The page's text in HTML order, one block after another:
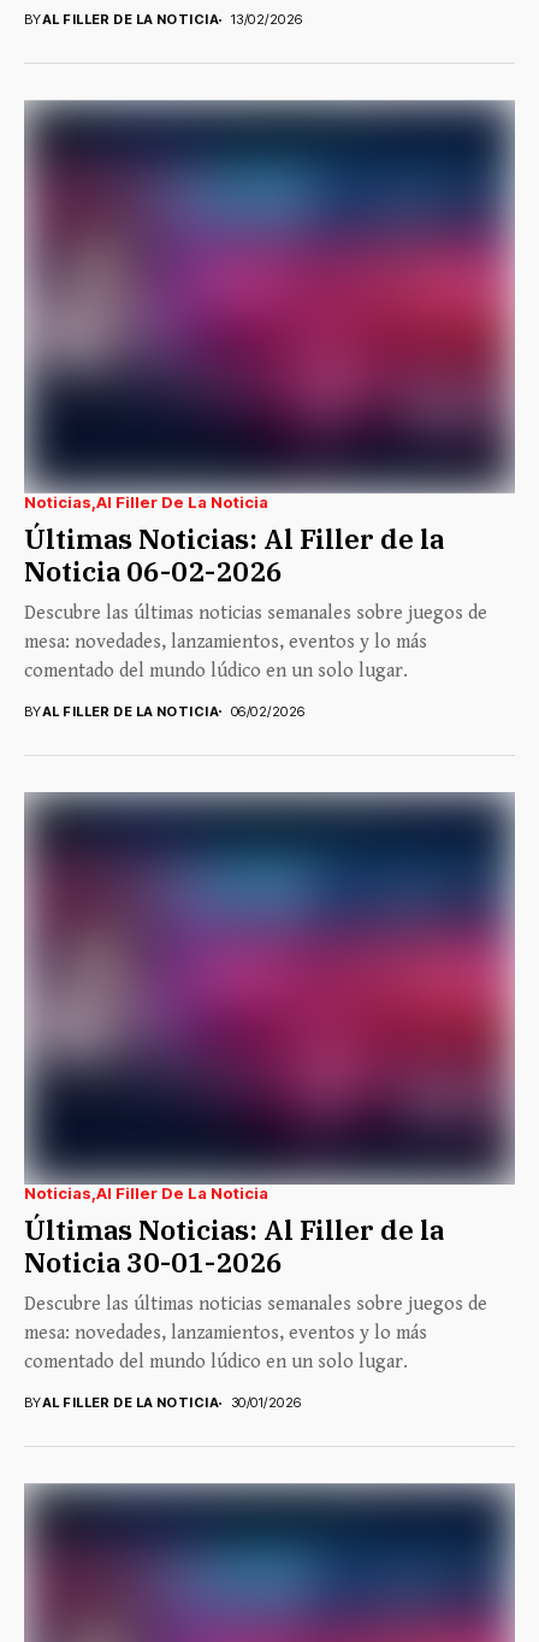
BYAL FILLER DE LA NOTICIA 13/02/2026
Noticias Al Filler De La Noticia
Últimas Noticias: Al Filler de la
Noticia 06-02-2026
Descubre las últimas noticias semanales sobre juegos de
mesa: novedades, lanzamientos, eventos y lo más
comentado del mundo lúdico en un solo lugar.
BYAL FILLER DE LA NOTICIA 06/02/2026
Noticias Al Filler De La Noticia
Últimas Noticias: Al Filler de la
Noticia 30-01-2026
Descubre las últimas noticias semanales sobre juegos de
mesa: novedades, lanzamientos, eventos y lo más
comentado del mundo lúdico en un solo lugar.
BYAL FILLER DE LA NOTICIA 30/01/2026